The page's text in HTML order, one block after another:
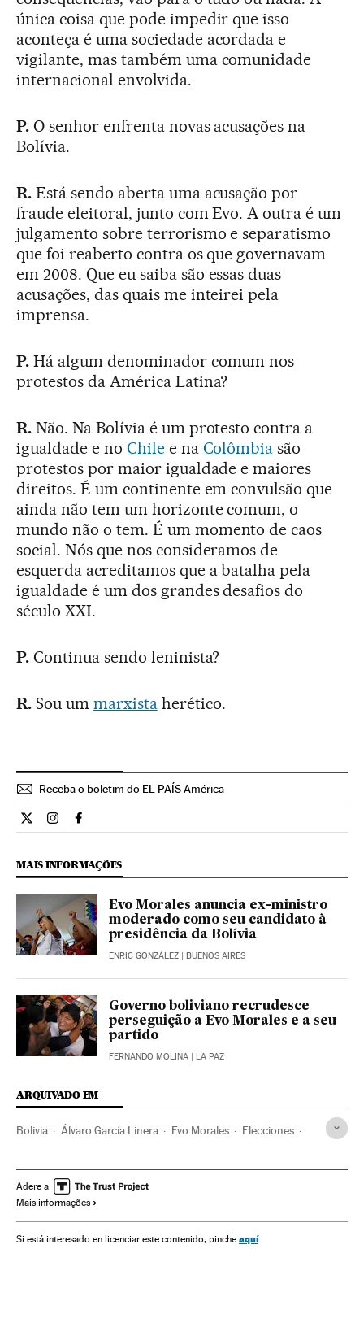
única coisa que pode impedir que isso
aconteça é uma sociedade acordada e
vigilante, mas também uma comunidade
internacional envolvida.
P.O senhor enfrenta novas acusações na
Bolívia.
R.Está sendo aberta uma acusação por
fraude eleitoral, junto com Evo. A outra é um
julgamento sobre terrorismo e separatismo
que foi reaberto contra os que governavam
em 2008. Que eu saiba são essas duas
acusações, das quais me inteirei pela
imprensa.
P.Há algum denominador comum nos
protestos da América Latina?
R.Não. Na Bolívia é um protesto contra a
igualdade e no Chilee na Colômbia são
protestos por maior igualdade e maiores
direitos. É um continente em convulsão que
ainda não tem um horizonte comum, o
mundo não o tem. É um momento de caos
social. Nós que nos consideramos de
esquerda acreditamos que a batalha pela
igualdade é um dos grandes desafios do
século XXI.
P.Continua sendo leninista?
R.Sou um marxistaherético.
Receba o boletim do EL PAÍS América
Internacional El País Brasil en Twitter
Internacional El País Brasil en Instagram
Internacional El País Brasil en Facebook
MAIS INFORMAÇÕES
Evo Morales anuncia ex-ministro
moderado como seu candidato à
presidência da Bolívia
ENRIC GONZÁLEZ | BUENOS AIRES
Governo boliviano recrudesce
perseguição a Evo Morales e a seu
partido
FERNANDO MOLINA | LA PAZ
ARQUIVADO EM
Bolivia Álvaro García Linera Evo Morales Elecciones
Política Malestar social
Organización Estados Americanos
Carlos Mesa CEPAL
Adere a
Mais informações
Si está interesado en licenciar este contenido, pinche aquí